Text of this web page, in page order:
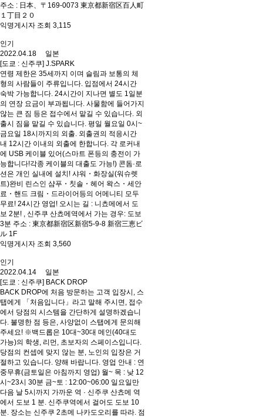
주소 : 日本、〒169-0073 東京都新宿区百人町
１丁目２０
익명게시자 조회 3,115
인기
2022.04.18 일본
[도쿄 : 신주쿠] J.SPARK
연령 제한은 35세까지 이며 슬림과 보통의 체
형의 사람들이 주류입니다. 입점에서 24시간
숙박 가능합니다. 24시간이 지나면 별도 1일분
의 연장 요금이 부과됩니다. 사물함에 들어가지
않는 큰 짐 등은 접수에서 맡길 수 있습니다. 외
출시 짐을 맡길 수 있습니다. 평일 월요일 0시~
금요일 18시까지의 외출. 외출권의 적응시간
내 12시간 이내의 외출에 한합니다. 각 로커내
에 USB 케이블 있어(스마트 폰등의 충전이 가
능합니다!각종 케이블의 대출도 가능!) 콘돔·로
션은 개인 실내에 설치! 샤워・화장실(워슈렛
트)완비 린스인 샴푸・칫솔・헤어 왁스・세안
료・핸드 크림・드라이어등의 어메니티 모두
무료! 24시간 영업! 오시는 길 : 니쵸메에서 도
보 2분! , 신주쿠 산쵸메역에서 가는 경우: 도보
3분 주소 : 東京都新宿区新宿5-9-8 新宿三恵ビ
ル 1F
익명게시자 조회 3,560
인기
2022.04.14 일본
[도쿄 : 신주쿠] BACK DROP
BACK DROP에 처음 방문하는 고객 입장시, 스
탭에게 「처음입니다」라고 말해 주시면, 접수
에서 당점의 시스템을 간단하게 설명하겠습니
다. 불명한 점 등은, 사양없이 스탭에게 문의해
주세요! ※백드롭은 10대~30대 메인(40대도
가능)의 학생, 리먼, 초보자의 스페이스입니다.
당점의 컨셉에 맞지 않는 분, 노인의 입장은 거
절하고 있습니다. 양해 바랍니다. 영업 안내 : 연
중무휴(금토일은 아침까지 영업) 월~ 목 : 낮 12
시~23시 30분 금~토 : 12:00~06:00 일요일만
다음 날 5시까지 가까운 역 · 신주쿠 산쵸메 역
에서 도보 1 분. 신주쿠역에서 걸어도 도보 10
분. 장소는 신주쿠 2초메 나카도오리를 따라. 점